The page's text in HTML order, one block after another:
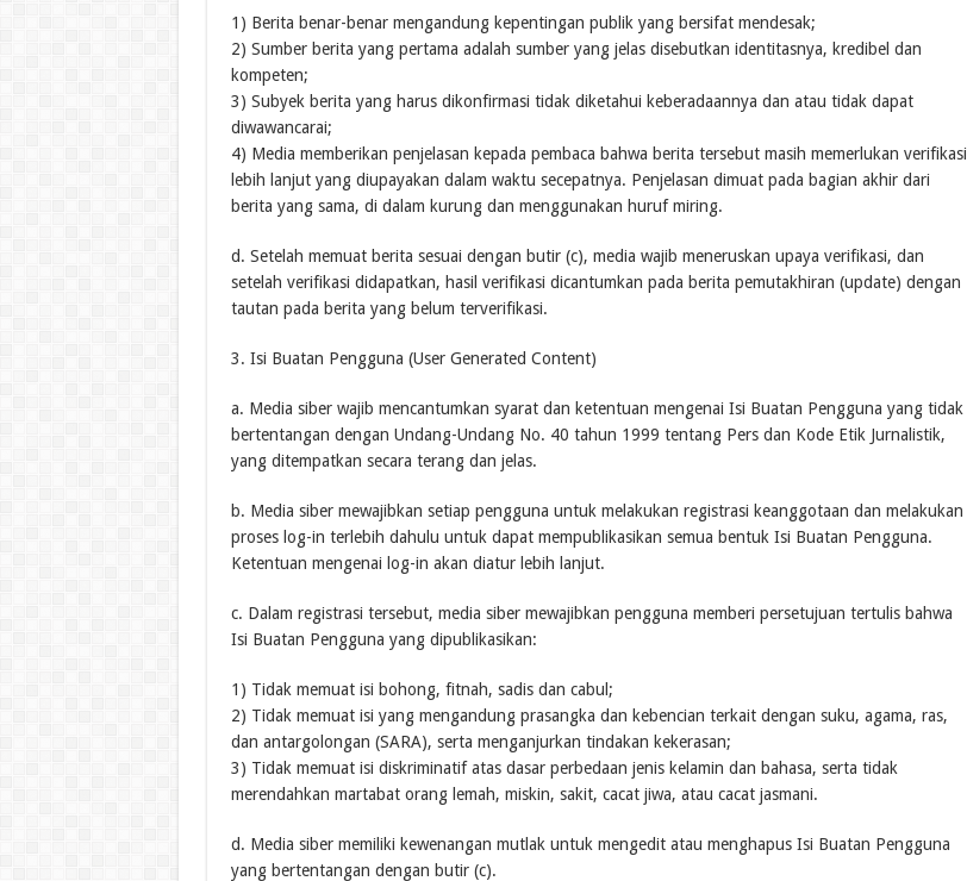
1) Berita benar-benar mengandung kepentingan publik yang bersifat mendesak;
2) Sumber berita yang pertama adalah sumber yang jelas disebutkan identitasnya, kredibel dan
kompeten;
3) Subyek berita yang harus dikonfirmasi tidak diketahui keberadaannya dan atau tidak dapat
diwawancarai;
4) Media memberikan penjelasan kepada pembaca bahwa berita tersebut masih memerlukan verifikasi
lebih lanjut yang diupayakan dalam waktu secepatnya. Penjelasan dimuat pada bagian akhir dari
berita yang sama, di dalam kurung dan menggunakan huruf miring.
d. Setelah memuat berita sesuai dengan butir (c), media wajib meneruskan upaya verifikasi, dan
setelah verifikasi didapatkan, hasil verifikasi dicantumkan pada berita pemutakhiran (update) dengan
tautan pada berita yang belum terverifikasi.
3. Isi Buatan Pengguna (User Generated Content)
a. Media siber wajib mencantumkan syarat dan ketentuan mengenai Isi Buatan Pengguna yang tidak
bertentangan dengan Undang-Undang No. 40 tahun 1999 tentang Pers dan Kode Etik Jurnalistik,
yang ditempatkan secara terang dan jelas.
b. Media siber mewajibkan setiap pengguna untuk melakukan registrasi keanggotaan dan melakukan
proses log-in terlebih dahulu untuk dapat mempublikasikan semua bentuk Isi Buatan Pengguna.
Ketentuan mengenai log-in akan diatur lebih lanjut.
c. Dalam registrasi tersebut, media siber mewajibkan pengguna memberi persetujuan tertulis bahwa
Isi Buatan Pengguna yang dipublikasikan:
1) Tidak memuat isi bohong, fitnah, sadis dan cabul;
2) Tidak memuat isi yang mengandung prasangka dan kebencian terkait dengan suku, agama, ras,
dan antargolongan (SARA), serta menganjurkan tindakan kekerasan;
3) Tidak memuat isi diskriminatif atas dasar perbedaan jenis kelamin dan bahasa, serta tidak
merendahkan martabat orang lemah, miskin, sakit, cacat jiwa, atau cacat jasmani.
d. Media siber memiliki kewenangan mutlak untuk mengedit atau menghapus Isi Buatan Pengguna
yang bertentangan dengan butir (c).